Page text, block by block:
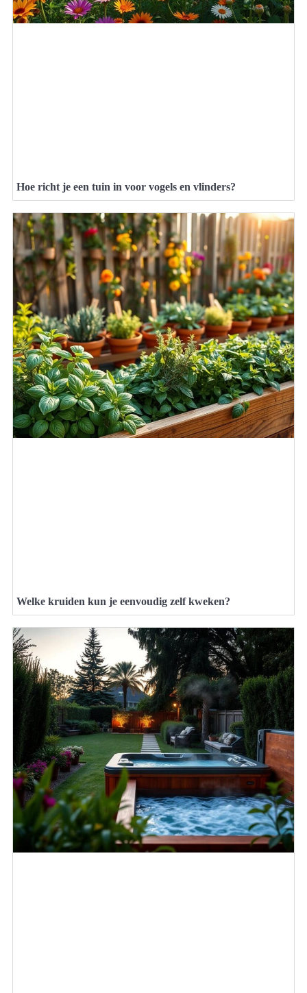
Hoe richt je een tuin in voor vogels en vlinders?
Welke kruiden kun je eenvoudig zelf kweken?